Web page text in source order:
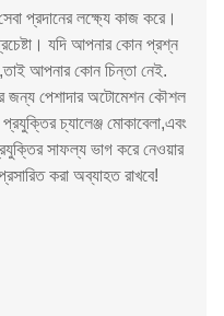
প্রদানের লক্ষ্যে কাজ করে।
যদি আপনার কোন প্রশ্ন
আপনার কোন চিন্তা নেই.
জন্য পেশাদার অটোমেশন কৌশল
চ্যালেঞ্জ মোকাবেলা,এবং
সাফল্য ভাগ করে নেওয়ার
করা অব্যাহত রাখবে!